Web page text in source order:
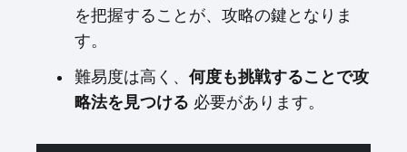
を把握することが、攻略の鍵となりま
す。
難易度は高く、 何度も挑戦することで攻
略法を見つける 必要があります。